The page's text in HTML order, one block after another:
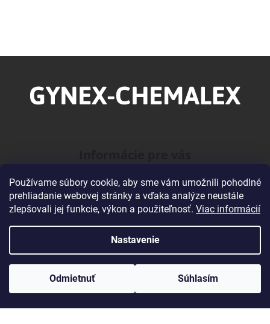
Používame súbory cookie, aby sme vám umožnili pohodlné
prehliadanie webovej stránky a vďaka analýze neustále
zlepšovali jej funkcie, výkon a použiteľnosť. Viac informácií
Nastavenie
Odmietnuť Súhlasím
Z
O našej Firme
Veľkoobchodná spolupráca
Podmienky ochrany osobných údajov
Kontakty
Kontakt